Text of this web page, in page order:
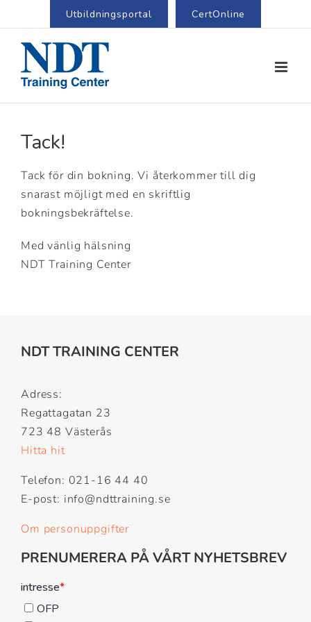
Utbildningsportal CertOnline
Tack!
Tack för din bokning. Vi återkommer till dig
snarast möjligt med en skriftlig
bokningsbekräftelse.
Med vänlig hälsning
NDT Training Center
NDT TRAINING CENTER
Adress:
Regattagatan 23
723 48 Västerås
Hitta hit
Telefon: 021-16 44 40
E-post: info@ndttraining.se
Om personuppgifter
PRENUMERERA PÅ VÅRT NYHETSBREV